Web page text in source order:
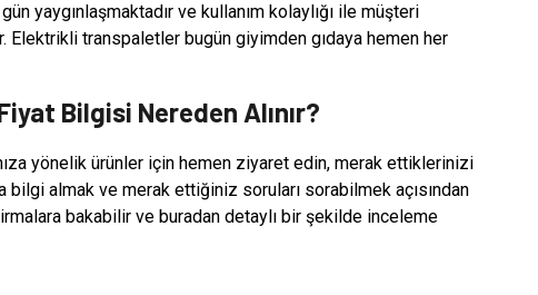
yaygınlaşmaktadır ve kullanım kolaylığı ile müşteri
transpaletler bugün giyimden gıdaya hemen her
Bilgisi Nereden Alınır?
yönelik ürünler için hemen ziyaret edin, merak ettiklerinizi
bilgi almak ve merak ettiğiniz soruları sorabilmek açısından
bakabilir ve buradan detaylı bir şekilde inceleme